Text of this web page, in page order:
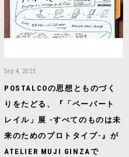
Sep 4, 2025
POSTALCOの思想とものづく
りをたどる、『「ペーパート
レイル」展 -すべてのものは未
来のためのプロトタイプ-』が
ATELIER MUJI GINZAで